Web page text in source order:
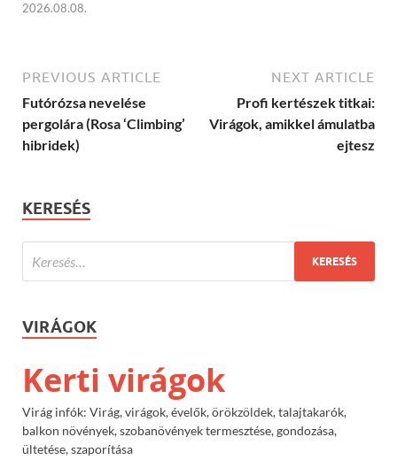
2026.08.08.
PREVIOUS ARTICLE
Futórózsa nevelése
pergolára (Rosa ‘Climbing’
hibridek)
NEXT ARTICLE
Profi kertészek titkai:
Virágok, amikkel ámulatba
ejtesz
KERESÉS
VIRÁGOK
Kerti virágok
Virág infók: Virág, virágok, évelők, örökzöldek, talajtakarók,
balkon növények, szobanövények termesztése, gondozása,
ültetése, szaporítása